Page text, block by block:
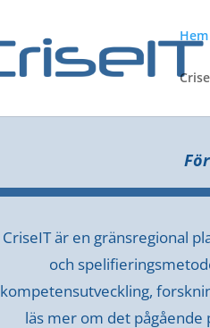
Hem
CriseIT är en gränsregional
och
kompetensutveckling,
läs mer om det pågående